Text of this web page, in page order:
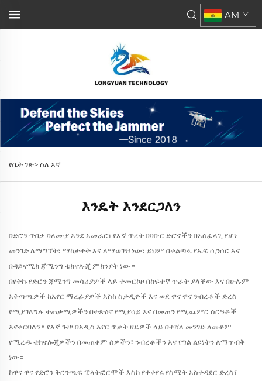
AM
የቤት ገጽ>ስለ እኛ
እንዴት እንደርጋለን
በድሮን ጥበቃ ባለሙያ እንደ አመራር፣ የእኛ ጥረት በባቡር ድሮኖችን በአስፈላጊ የሆነ
መንገድ ለማግኘት፣ ማከታተት እና ለማወገዝ ነው፣ ይህም በቀልጣፋ የኤፍ ሲንሰር እና
በዳይናሚክ ጃሚንግ ቴክኖሎጂ ምክንያት ነው።
በየትኩ የድሮን ጃሚንግ መሳሪያዎች ላይ ተመርኮዞ በከፍተኛ ጥራት ያላቸው እና በሁሉም
አቅጣጫዎች ከአየር ማረፊያዎች እስከ ስታዲዮች እና ወደ ዋና ዋና ንብረቶች ድረስ
የሚያገለግሉ ተጠቃሚዎችን በተጽዕኖ የሚያሳይ እና በመጠን የሚጨምር ስርዓቶች
እናቀርባለን። የእኛ ጉዞ፡ በአዲስ አየር ጥቃት ዘዴዎች ላይ በተሻለ መንገድ ለመቆም
የሚረዱ ቴክኖሎጂዎችን በመጠቀም ሰዎችን፣ ንብረቶችን እና የግል ልዩነትን ለማጥብቅ
ነው።
ከዋና ዋና የድሮን ቅርንጫፍ ፔላትፎርሞች እስከ የተቀየሩ የስሜት አስተዳደር ድረስ፣